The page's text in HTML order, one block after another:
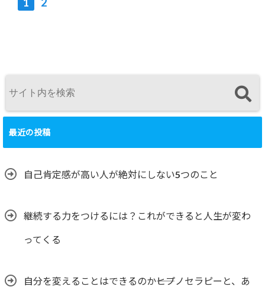
最近の投稿
自己肯定感が高い人が絶対にしない5つのこと
継続する力をつけるには？これができると人生が変わ
ってくる
自分を変えることはできるのか――ヒプノセラピーと、あ